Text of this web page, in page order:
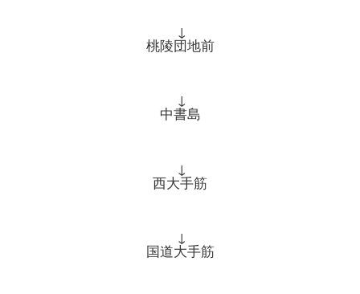
↓
桃陵団地前
↓
中書島
↓
西大手筋
↓
国道大手筋